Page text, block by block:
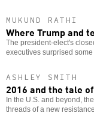
MUKUND RATHI
Where Trump and
The president-elect's
executives surprised
ASHLEY SMITH
2016 and the tale
In the U.S. and beyond,
threads of a new